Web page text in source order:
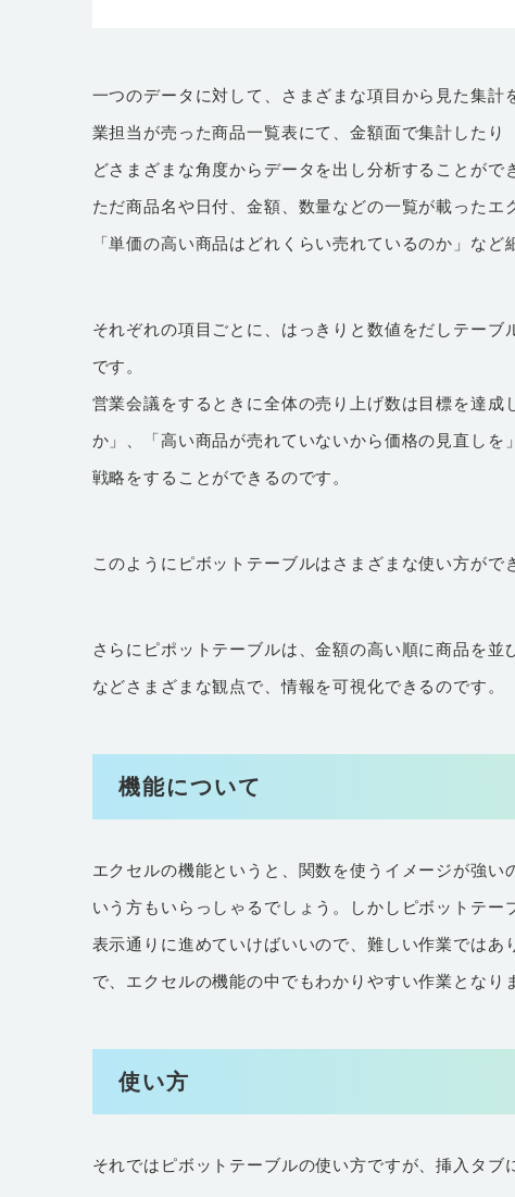
一つのデータに対して、さまざまな項目から見た集
業担当が売った商品一覧表にて、金額面で集計した
どさまざまな角度からデータを出し分析することがで
ただ商品名や日付、金額、数量などの一覧が載ったエ
「単価の高い商品はどれくらい売れているのか」な
それぞれの項目ごとに、はっきりと数値をだしテー
です。
営業会議をするときに全体の売り上げ数は目標を達
か」、「高い商品が売れていないから価格の見直し
戦略をすることができるのです。
このようにピボットテーブルはさまざまな使い方がで
さらにピポットテーブルは、金額の高い順に商品を
などさまざまな観点で、情報を可視化できるのです。
機能について
エクセルの機能というと、関数を使うイメージが強
いう方もいらっしゃるでしょう。しかしピボットテー
表示通りに進めていけばいいので、難しい作業では
で、エクセルの機能の中でもわかりやすい作業となり
使い方
それではピボットテーブルの使い方ですが、挿入タブ